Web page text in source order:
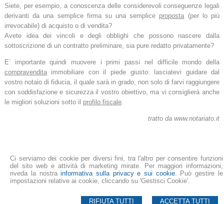
Ci serviamo dei cookie per diversi fini, tra l'altro per consentire funzioni
del sito web e attività di marketing mirate. Per maggiori informazioni,
riveda la nostrainformativa sulla privacy e sui cookie. Può gestire le
impostazioni relative ai cookie, cliccando su 'Gestisci Cookie'.
ACCETTA TUTTI
RIFIUTA TUTTI
Siete, per esempio, a conoscenza delle considerevoli conseguenze legali
derivanti da una semplice firma su una semplice proposta (per lo più
irrevocabile) di acquisto o di vendita?
Avete idea dei vincoli e degli obblighi che possono nascere dalla
sottoscrizione di un contratto preliminare, sia pure redatto privatamente?
E’ importante quindi muovere i primi passi nel difficile mondo della
compravenditaimmobiliare con il piede giusto: lasciatevi guidare dal
vostro notaio di fiducia, il quale sarà in grado, non solo di farvi raggiungere
con soddisfazione e sicurezza il vostro obiettivo, ma vi consiglierà anche
le migliori soluzioni sotto il profilo fiscale.
tratto da www.notariato.it
ASSOCIAZIONE NOTAI BIANCHINI
GALLERIA LEON BIANCO 14/C -SAN DONA' DI PIAVE,VE